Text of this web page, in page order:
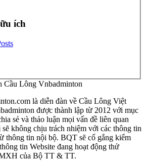
ích
Cầu Lông Vnbadminton
là diễn đàn về Cầu Lông Việt
được thành lập từ 2012 với mục
sẻ và thảo luận mọi vấn đề liên quan
không chịu trách nhiệm với các thông tin
thông tin nội bộ. BQT sẽ cố gắng kiểm
tin Website đang hoạt động thử
của Bộ TT & TT.